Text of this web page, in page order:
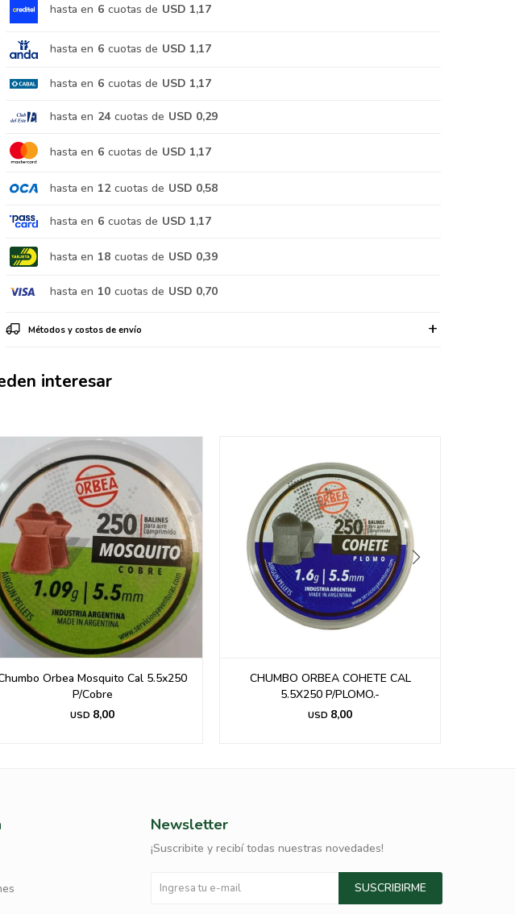
hasta en 6 cuotas de USD 1,17
hasta en 6 cuotas de USD 1,17
hasta en 6 cuotas de USD 1,17
hasta en 24 cuotas de USD 0,29
hasta en 6 cuotas de USD 1,17
hasta en 12 cuotas de USD 0,58
hasta en 6 cuotas de USD 1,17
hasta en 18 cuotas de USD 0,39
hasta en 10 cuotas de USD 0,70
Métodos y costos de envío
interesar
Orbea Mosquito Cal 5.5x250
P/Cobre
USD 8,00
CHUMBO ORBEA COHETE CAL
5.5X250 P/PLOMO.-
USD 8,00
Newsletter
¡Suscribite y recibí todas nuestras novedades!
SUSCRIBIRME